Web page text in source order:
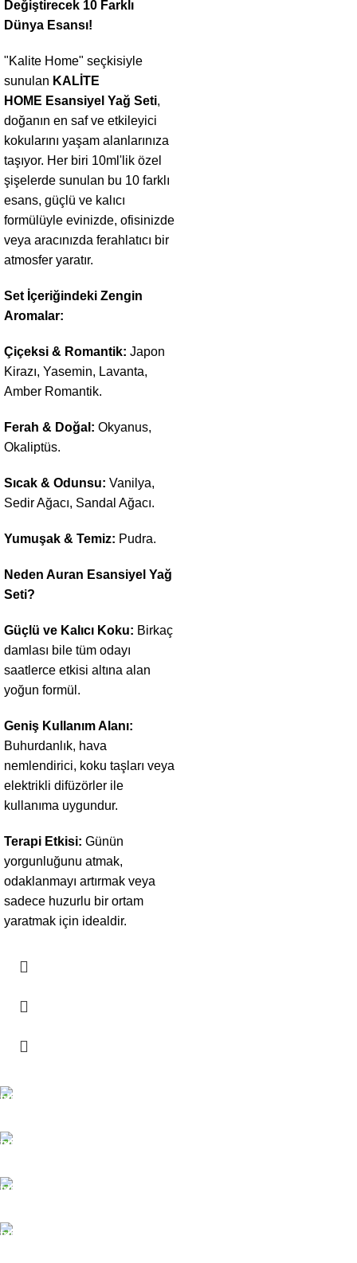
Değiştirecek 10 Farklı
Dünya Esansı!
"Kalite Home" seçkisiyle
sunulan KALİTE
HOME Esansiyel Yağ Seti,
doğanın en saf ve etkileyici
kokularını yaşam alanlarınıza
taşıyor. Her biri 10ml'lik özel
şişelerde sunulan bu 10 farklı
esans, güçlü ve kalıcı
formülüyle evinizde, ofisinizde
veya aracınızda ferahlatıcı bir
atmosfer yaratır.
Set İçeriğindeki Zengin
Aromalar:
Çiçeksi & Romantik: Japon
Kirazı, Yasemin, Lavanta,
Amber Romantik.
Ferah & Doğal: Okyanus,
Okaliptüs.
Sıcak & Odunsu: Vanilya,
Sedir Ağacı, Sandal Ağacı.
Yumuşak & Temiz: Pudra.
Neden Auran Esansiyel Yağ
Seti?
Güçlü ve Kalıcı Koku: Birkaç
damlası bile tüm odayı
saatlerce etkisi altına alan
yoğun formül.
Geniş Kullanım Alanı:
Buhurdanlık, hava
nemlendirici, koku taşları veya
elektrikli difüzörler ile
kullanıma uygundur.
Terapi Etkisi: Günün
yorgunluğunu atmak,
odaklanmayı artırmak veya
sadece huzurlu bir ortam
yaratmak için idealdir.